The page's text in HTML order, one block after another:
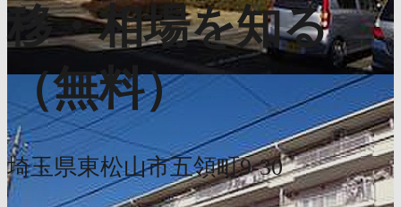
移・相場を知る
（無料）
埼玉県東松山市五領町9-30